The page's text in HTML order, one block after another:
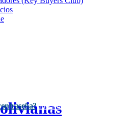
Inscríbase Aquí